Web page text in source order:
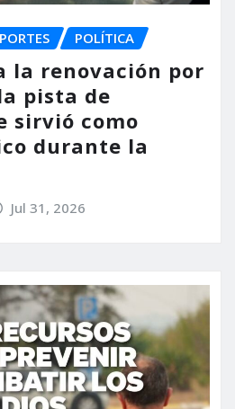
POLÍTICA
la renovación por
pista de
sirvió como
durante la
Jul 31, 2026